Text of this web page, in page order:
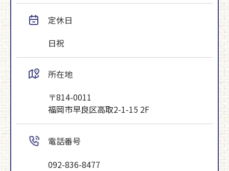
定休日
日祝
所在地
〒814-0011
福岡市早良区高取2-1-15 2F
電話番号
092-836-8477